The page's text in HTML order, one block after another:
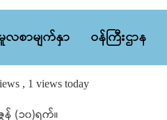
လစာမျက်နှာ ဝန်ကြီးဌာန
, 1 views today
န် (၁၀)ရက်။